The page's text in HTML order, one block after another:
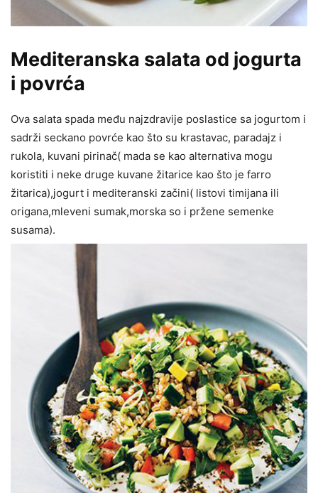
Mediteranska salata od jogurta
i povrća
Ova salata spada među najzdravije poslastice sa jogurtom i
sadrži seckano povrće kao što su krastavac, paradajz i
rukola, kuvani pirinač( mada se kao alternativa mogu
koristiti i neke druge kuvane žitarice kao što je farro
žitarica),jogurt i mediteranski začini( listovi timijana ili
origana,mleveni sumak,morska so i pržene semenke
susama).